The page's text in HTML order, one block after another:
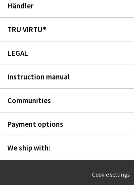
Händler
TRU VIRTU®
LEGAL
Instruction manual
Communities
Payment options
We ship with:
Cookie settings